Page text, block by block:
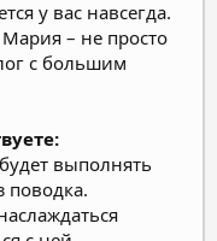
у вас навсегда.
– не просто
с большим
выполнять
поводка.